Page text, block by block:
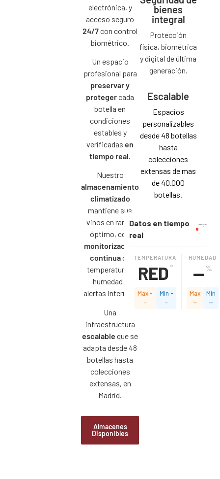
electrónica, y
acceso seguro
24/7con control
biométrico.
Un espacio
profesional para
preservar y
protegercada
botella en
condiciones
estables y
verificadas en
tiempo real.
Nuestro
almacenamiento
climatizado
mantiene sus
vinos en rango
óptimo, con
monitorización
continuade
temperatura y
humedad y
alertas internas.
Una
infraestructura
escalable que se
adapta desde 48
botellas hasta
colecciones
extensas, en
Madrid.
Almacenes
Disponibles
bienes
integral
Protección
física, biométrica
y digital de última
generación.
Escalable
Espacios
personalizables
desde 48 botellas
hasta
colecciones
extensas de mas
de 40.000
botellas.
Datos en tiempo
real
--:-
-
TEMPERATURA
RED °
Max -
-
Min -
-
HUMEDAD
-- %
Max
--
Min
--